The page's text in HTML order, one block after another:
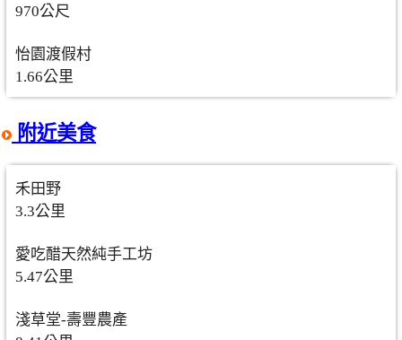
970公尺
怡園渡假村
1.66公里
附近美食
禾田野
3.3公里
愛吃醋天然純手工坊
5.47公里
淺草堂-壽豐農產